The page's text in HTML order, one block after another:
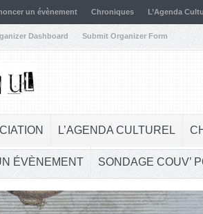
un évènement Chroniques L’Agenda
Dashboard Submit Organizer Form
L’AGENDA CULTUREL
ÉVÈNEMENT SONDAGE COUV’